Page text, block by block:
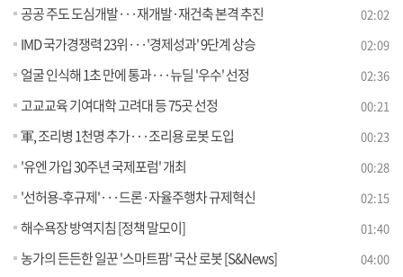
공공 주도 도심개발···재개발·재건축 본격 추진 02:02
IMD 국가경쟁력 23위···'경제성과' 9단계 상승 02:09
얼굴 인식해 1초 만에 통과···뉴딜 '우수' 선정 02:36
고교교육 기여대학 고려대 등 75곳 선정 00:21
軍, 조리병 1천명 추가···조리용 로봇 도입 00:23
'유엔 가입 30주년 국제포럼' 개최 00:28
'선허용-후규제'···드론·자율주행차 규제혁신 02:15
해수욕장 방역지침 [정책 말모이] 01:40
농가의 든든한 일꾼 '스마트팜' 국산 로봇 [S&News] 04:00